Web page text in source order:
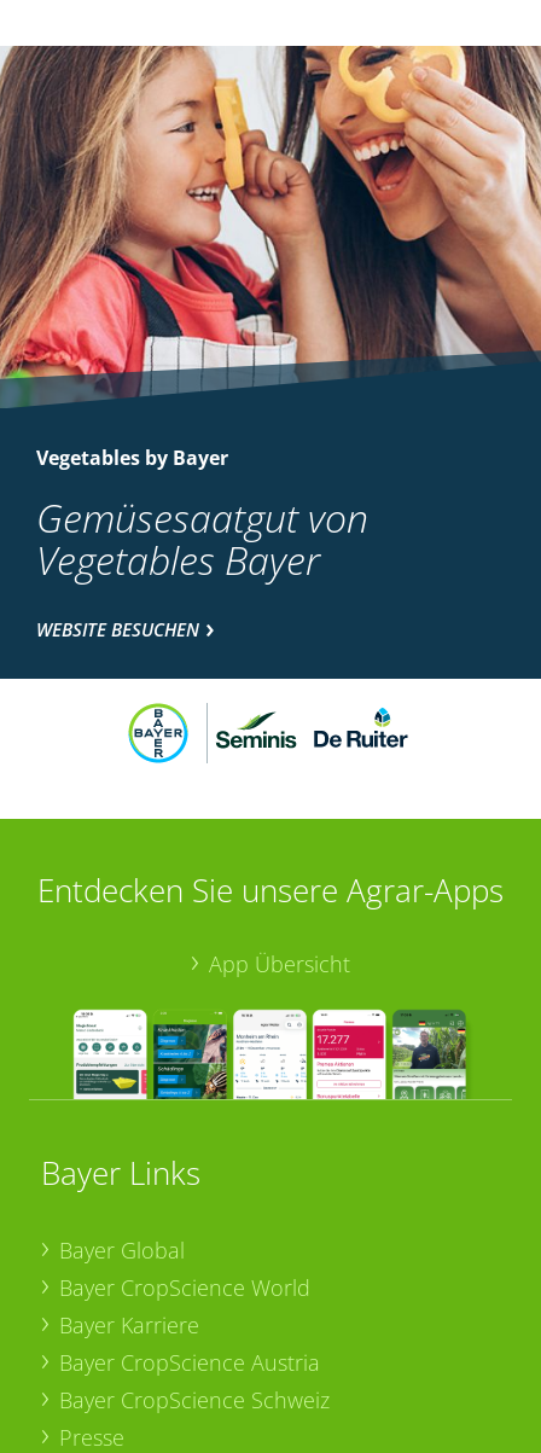
Vegetables by Bayer
Gemüsesaatgut von
Vegetables Bayer
WEBSITE BESUCHEN
Entdecken Sie unsere Agrar-Apps
App Übersicht
Bayer Links
Bayer Global
Bayer CropScience World
Bayer Karriere
Bayer CropScience Austria
Bayer CropScience Schweiz
Presse